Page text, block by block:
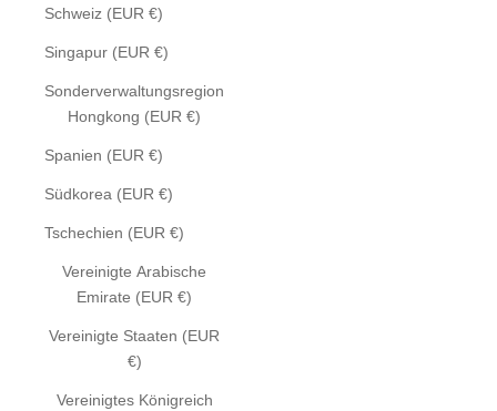
Schweiz (EUR €)
Singapur (EUR €)
Sonderverwaltungsregion
Hongkong (EUR €)
Spanien (EUR €)
Südkorea (EUR €)
Tschechien (EUR €)
Vereinigte Arabische
Emirate (EUR €)
Vereinigte Staaten (EUR
€)
Vereinigtes Königreich